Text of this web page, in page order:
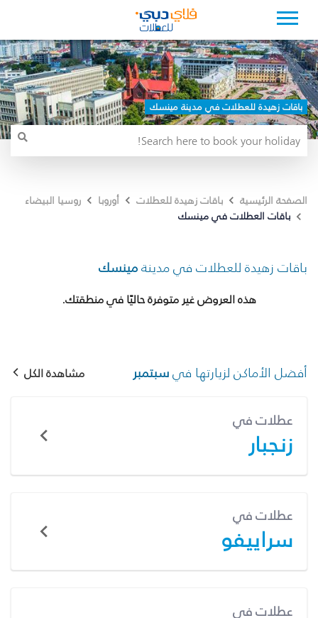
باقات زهيدة للعطلات في مدينة مينسك
الصفحة الرئيسية باقات زهيدة للعطلات أوروبا
روسيا البيضاء
باقات العطلات في مينسك
باقات زهيدة للعطلات في مدينةمينسك
هذه العروض غير متوفرة حاليًا في منطقتك.
أفضل الأماكن لزيارتها فيسبتمبر مشاهدة الكل
عطلات في
زنجبار
عطلات في
سراييفو
عطلات في